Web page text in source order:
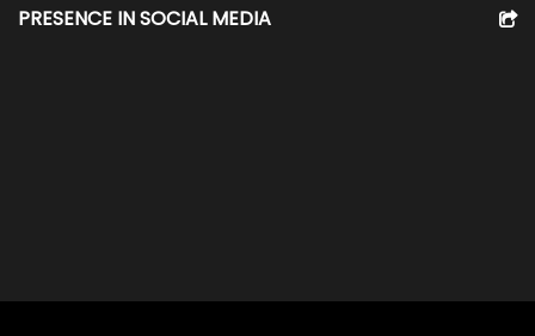
PRESENCE IN SOCIAL MEDIA